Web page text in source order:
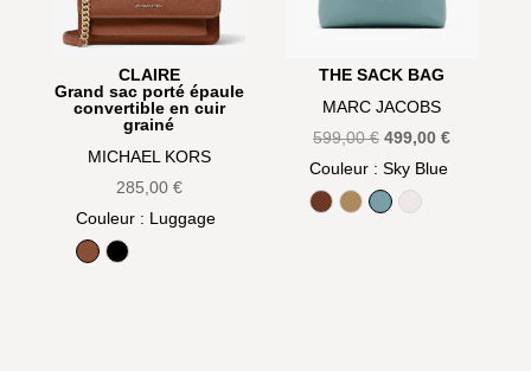
CLAIRE
Grand sac porté épaule
convertible en cuir
grainé
MICHAEL KORS
285,00 €
Couleur : Luggage
Luggage
Noir
THE SACK BAG
MARC JACOBS
599,00€ Le
prix
initial
499,00€Le
Couleur : Sky Blue
Argan Oil
CamelSky Blue
White